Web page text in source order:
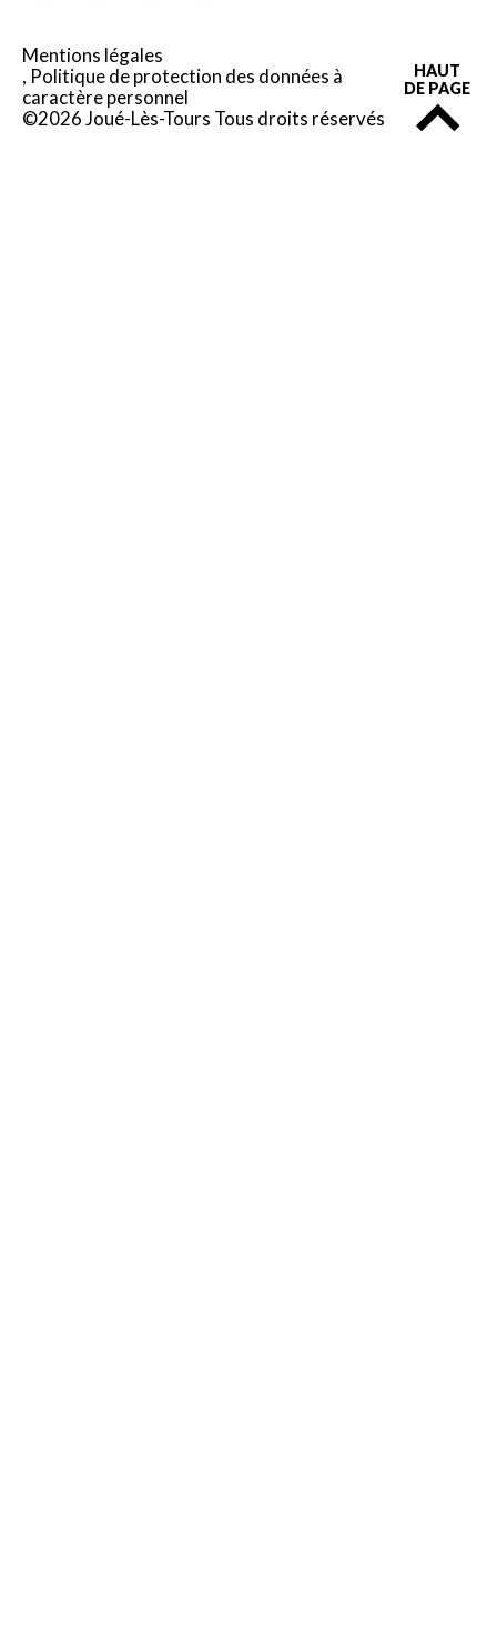
Mentions légales
Politique de protection des données à
caractère personnel
©2026 Joué-Lès-Tours Tous droits réservés
HAUT
DE PAGE